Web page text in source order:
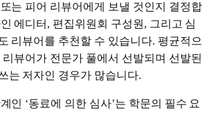
는 피어 리뷰어에게 보낼 것인지 결정합
에디터, 편집위원회 구성원, 그리고 심
리뷰어를 추천할 수 있습니다. 평균적으
리뷰어가 전문가 풀에서 선발되며 선발된
는 저자인 경우가 많습니다.
인 ‘동료에 의한 심사’는 학문의 필수 요